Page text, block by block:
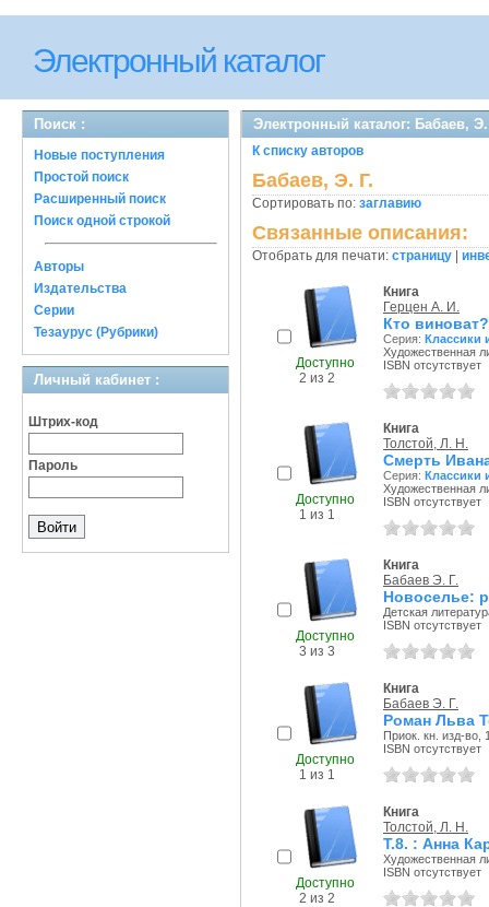
Электронный каталог
Поиск :
Новые поступления
Простой поиск
Расширенный поиск
Поиск одной строкой
Авторы
Издательства
Серии
Тезаурус (Рубрики)
Личный кабинет :
Штрих-код
Пароль
Электронный каталог: Бабаев, Э.
К списку авторов
Бабаев, Э. Г.
Сортировать по: заглавию
Связанные описания:
Отобрать для печати: страницу
Доступно
2 из 2
Книга
Герцен А. И.
Кто
Серия: Классики
Художественная
ISBN отсутствует
Доступно
1 из 1
Книга
Толстой, Л. Н.
Смерть
Серия: Классики
Художественная
ISBN отсутствует
Доступно
3 из 3
Книга
Бабаев Э. Г.
Новоселье:
Детская
ISBN отсутствует
Доступно
1 из 1
Книга
Бабаев Э. Г.
Роман Льва
Приок. кн. изд-во,
ISBN отсутствует
Доступно
2 из 2
Книга
Толстой, Л. Н.
Т.8. : Анна
Художественная
ISBN отсутствует